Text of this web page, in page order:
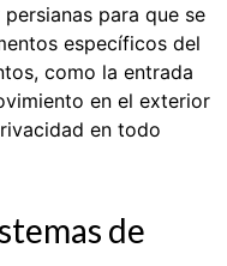
para que se
específicos del
como la entrada
en el exterior
en todo
de